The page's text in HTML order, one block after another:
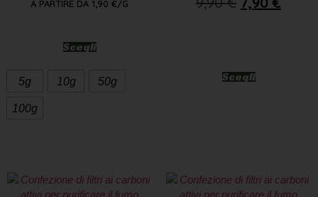
A PARTIRE DA 1,90 €/G
Scegli
5g 10g 50g
100g
Scegli